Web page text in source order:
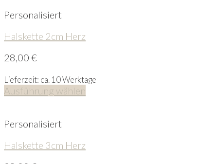
Personalisiert
Halskette 2cm Herz
28,00 €
Lieferzeit: ca. 10 Werktage
Ausführung wählen
Personalisiert
Halskette 3cm Herz